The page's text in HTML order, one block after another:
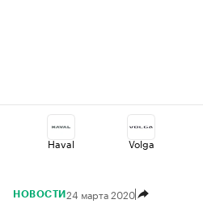
Haval Volga
Lada Geely
НОВОСТИ 24 марта 2020